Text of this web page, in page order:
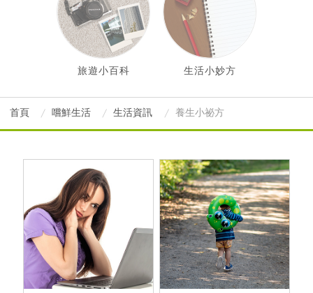
旅遊小百科 生活小妙方
首頁 嚐鮮生活 生活資訊 養生小祕方